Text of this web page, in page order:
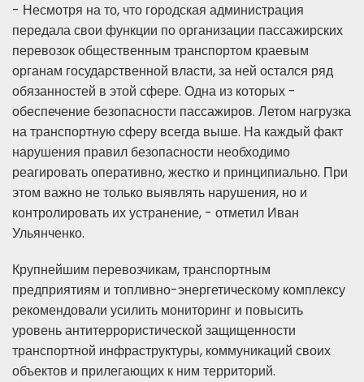
- Несмотря на то, что городская администрация
передала свои функции по организации пассажирских
перевозок общественным транспортом краевым
органам государственной власти, за ней остался ряд
обязанностей в этой сфере. Одна из которых -
обеспечение безопасности пассажиров. Летом нагрузка
на транспортную сферу всегда выше. На каждый факт
нарушения правил безопасности необходимо
реагировать оперативно, жестко и принципиально. При
этом важно не только выявлять нарушения, но и
контролировать их устранение, - отметил Иван
Ульянченко.
Крупнейшим перевозчикам, транспортным
предприятиям и топливно-энергетическому комплексу
рекомендовали усилить мониторинг и повысить
уровень антитеррористической защищенности
транспортной инфраструктуры, коммуникаций своих
объектов и прилегающих к ним территорий.